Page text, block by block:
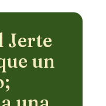
Jerte
un